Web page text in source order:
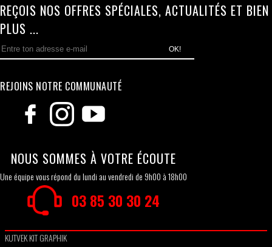
REÇOIS NOS OFFRES SPÉCIALES, ACTUALITÉS ET BIEN
PLUS ...
OK!
REJOINS NOTRE COMMUNAUTÉ
NOUS SOMMES À VOTRE ÉCOUTE
Une équipe vous répond du lundi au vendredi de 9h00 à 18h00
03 85 30 30 24
KUTVEK KIT GRAPHIK